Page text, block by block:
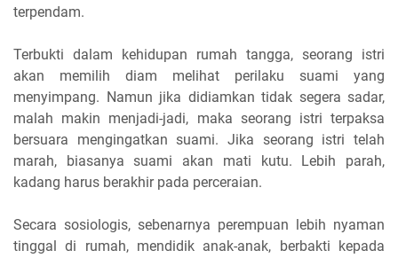
terpendam.
Terbukti dalam kehidupan rumah tangga, seorang istri
akan memilih diam melihat perilaku suami yang
menyimpang. Namun jika didiamkan tidak segera sadar,
malah makin menjadi-jadi, maka seorang istri terpaksa
bersuara mengingatkan suami. Jika seorang istri telah
marah, biasanya suami akan mati kutu. Lebih parah,
kadang harus berakhir pada perceraian.
Secara sosiologis, sebenarnya perempuan lebih nyaman
tinggal di rumah, mendidik anak-anak, berbakti kepada